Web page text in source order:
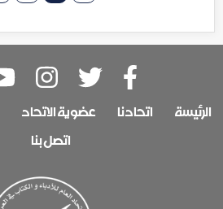
الرئيسة اتحادنا عضوية الاتحاد
اتصل بنا